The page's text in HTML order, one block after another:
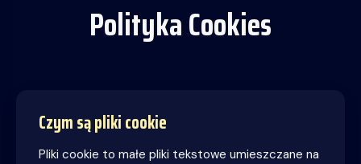
Polityka Cookies
Czym są pliki cookie
Pliki cookie to małe pliki tekstowe umieszczane na